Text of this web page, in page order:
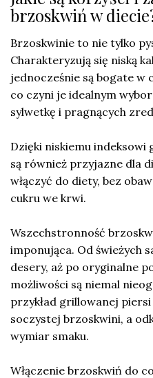
brzoskwiń w
Brzoskwinie to nie tylko
Charakteryzują się niską
jednocześnie są bogate w
co czyni je idealnym
sylwetkę i pragnących
Dzięki niskiemu
są również przyjazne dla
włączyć do diety, bez
cukru we krwi.
Wszechstronność
imponująca. Od świeżych
desery, aż po oryginalne
możliwości są niemal
przykład grillowanej
soczystej brzoskwini, a
wymiar smaku.
Włączenie brzoskwiń do